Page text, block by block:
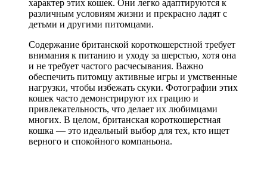
характер этих кошек. Они легко адаптируются к
различным условиям жизни и прекрасно ладят с
детьми и другими питомцами.
Содержание британской короткошерстной требует
внимания к питанию и уходу за шерстью, хотя она
и не требует частого расчесывания. Важно
обеспечить питомцу активные игры и умственные
нагрузки, чтобы избежать скуки. Фотографии этих
кошек часто демонстрируют их грацию и
привлекательность, что делает их любимцами
многих. В целом, британская короткошерстная
кошка — это идеальный выбор для тех, кто ищет
верного и спокойного компаньона.